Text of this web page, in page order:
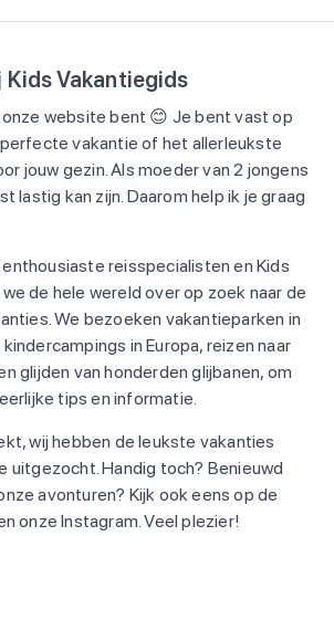
Kids Vakantiegids
website bent 😊 Je bent vast op
vakantie of het allerleukste
jouw gezin. Als moeder van 2 jongens
lastig kan zijn. Daarom help ik je graag
reisspecialisten en Kids
de hele wereld over op zoek naar de
We bezoeken vakantieparken in
in Europa, reizen naar
glijden van honderden glijbanen, om
tips en informatie.
wij hebben de leukste vakanties
uitgezocht. Handig toch? Benieuwd
avonturen? Kijk ook eens op de
onze Instagram. Veel plezier!